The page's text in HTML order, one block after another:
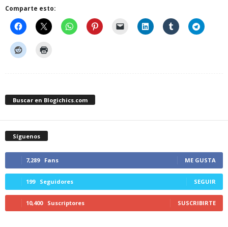
Comparte esto:
Buscar en Blogichics.com
Síguenos
7,289 Fans ME GUSTA
199 Seguidores SEGUIR
10,400 Suscriptores SUSCRIBIRTE